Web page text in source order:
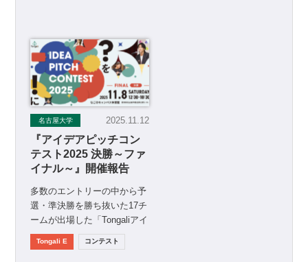
名古屋大学 2025.11.12
『アイデアピッチコン
テスト2025 決勝～ファ
イナル～』開催報告
多数のエントリーの中から予
選・準決勝を勝ち抜いた17チ
ームが出場した「Tongaliアイ
デアピッチコンテスト2025
決勝～ファイ […]
Tongali E コンテスト